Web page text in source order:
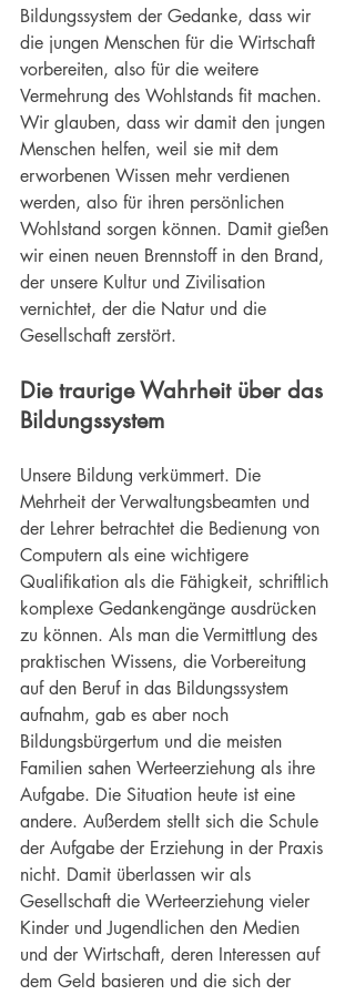
Bildungssystem der Gedanke, dass wir
die jungen Menschen für die Wirtschaft
vorbereiten, also für die weitere
Vermehrung des Wohlstands fit machen.
Wir glauben, dass wir damit den jungen
Menschen helfen, weil sie mit dem
erworbenen Wissen mehr verdienen
werden, also für ihren persönlichen
Wohlstand sorgen können. Damit gießen
wir einen neuen Brennstoff in den Brand,
der unsere Kultur und Zivilisation
vernichtet, der die Natur und die
Gesellschaft zerstört.
Die traurige Wahrheit über das
Bildungssystem
Unsere Bildung verkümmert. Die
Mehrheit der Verwaltungsbeamten und
der Lehrer betrachtet die Bedienung von
Computern als eine wichtigere
Qualifikation als die Fähigkeit, schriftlich
komplexe Gedankengänge ausdrücken
zu können. Als man die Vermittlung des
praktischen Wissens, die Vorbereitung
auf den Beruf in das Bildungssystem
aufnahm, gab es aber noch
Bildungsbürgertum und die meisten
Familien sahen Werteerziehung als ihre
Aufgabe. Die Situation heute ist eine
andere. Außerdem stellt sich die Schule
der Aufgabe der Erziehung in der Praxis
nicht. Damit überlassen wir als
Gesellschaft die Werteerziehung vieler
Kinder und Jugendlichen den Medien
und der Wirtschaft, deren Interessen auf
dem Geld basieren und die sich der